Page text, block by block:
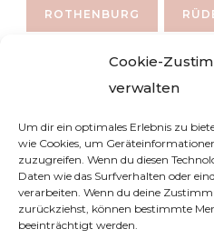
Cookie-
verwalten
Um dir ein optimales Erlebnis zu
wie Cookies, um
zuzugreifen. Wenn du diesen
Daten wie das Surfverhalten oder
verarbeiten. Wenn du deine
zurückziehst, können bestimmte
beeinträchtigt werden.
ROTHENBURG
SALZBURG SPANIEN
STÄDTETRIP
WALKING TOUR
WEIHNACHTSMARKT
YOUTUBE